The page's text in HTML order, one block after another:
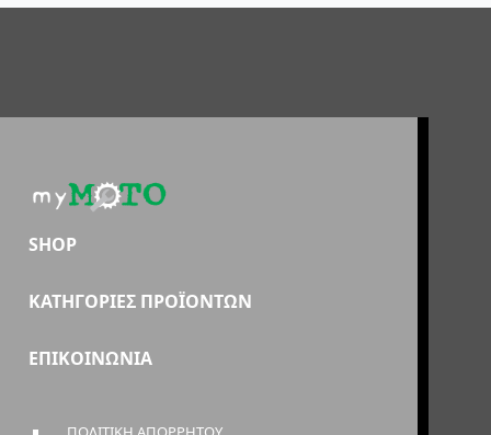
SHOP
ΚΑΤΗΓΟΡΙΕΣ ΠΡΟΪΟΝΤΩΝ
ΕΠΙΚΟΙΝΩΝΙΑ